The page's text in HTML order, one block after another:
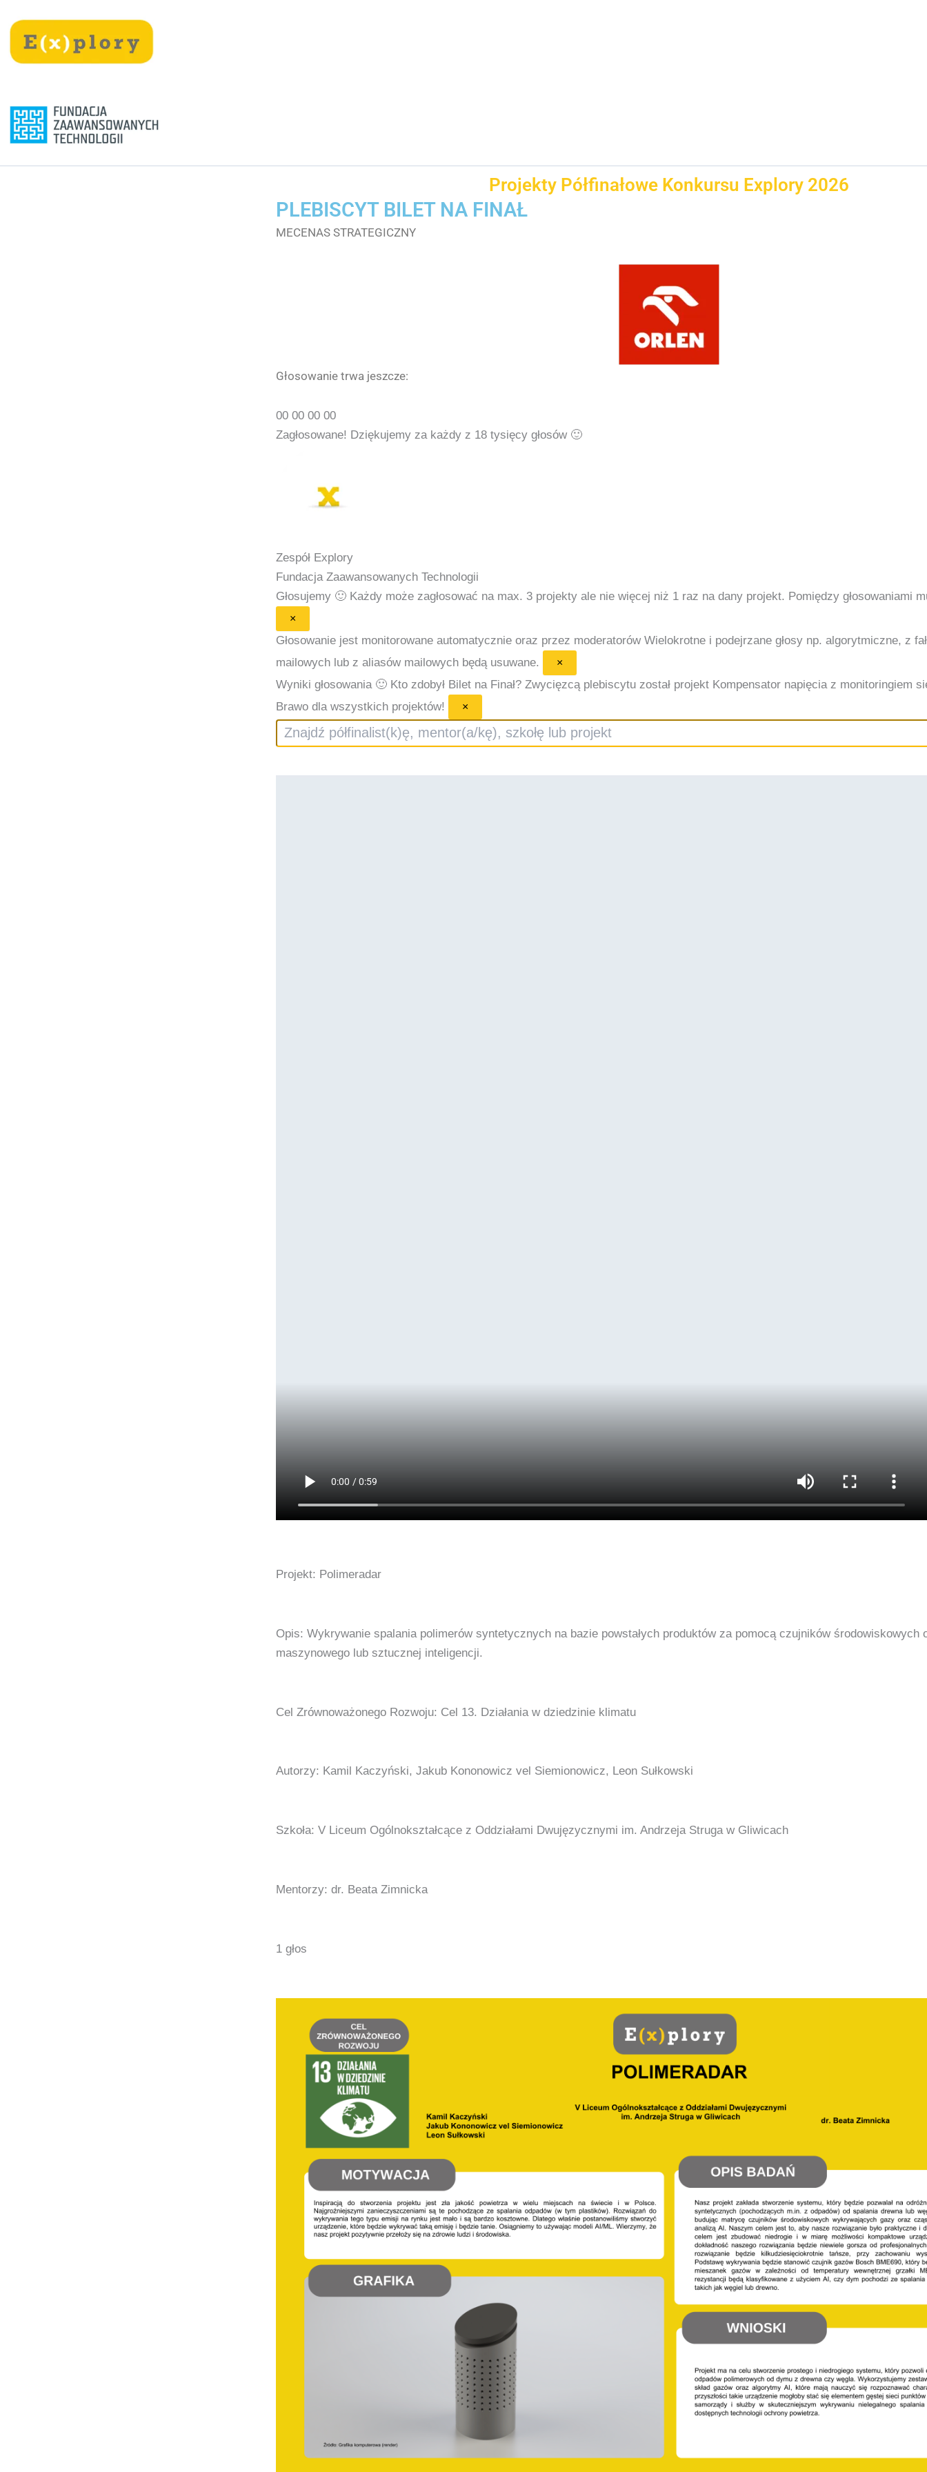
treści
do
treści
Projekty Półfinałowe Konkursu Explory 2026
PLEBISCYT BILET NA FINAŁ
MECENAS STRATEGICZNY
Głosowanie trwa jeszcze:
00 00 00 00
Zagłosowane! Dziękujemy za każdy z 18 tysięcy głosów 🙂
Zespół Explory
Fundacja Zaawansowanych Technologii
Głosujemy 🙂 Każdy może zagłosować na max. 3 projekty ale nie więcej niż 1 raz na dany projekt. Pomiędzy głosowaniami
×
Głosowanie jest monitorowane automatycznie oraz przez moderatorów Wielokrotne i podejrzane głosy np. algorytmiczne, z
mailowych lub z aliasów mailowych będą usuwane.
×
Wyniki głosowania 🙂 Kto zdobył Bilet na Finał? Zwycięzcą plebiscytu został projekt Kompensator napięcia z monitoringiem
Brawo dla wszystkich projektów!
×
Szukaj
Projekt: Polimeradar
Opis: Wykrywanie spalania polimerów syntetycznych na bazie powstałych produktów za pomocą czujników środowiskowych
maszynowego lub sztucznej inteligencji.
Cel Zrównoważonego Rozwoju: Cel 13. Działania w dziedzinie klimatu
Autorzy: Kamil Kaczyński, Jakub Kononowicz vel Siemionowicz, Leon Sułkowski
Szkoła: V Liceum Ogólnokształcące z Oddziałami Dwujęzycznymi im. Andrzeja Struga w Gliwicach
Mentorzy: dr. Beata Zimnicka
1 głos